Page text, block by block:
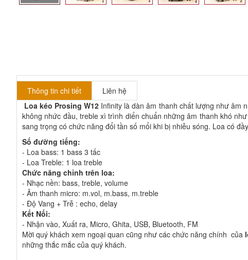
Thông tin chi tiết
Liên hệ
Loa kéo Prosing W12 Infinity là dàn âm thanh chất lượng như âm
không nhức đầu, treble xì trình diển chuẩn những âm thanh khó
sang trọng có chức năng đổi tần số mổi khi bị nhiễu sóng. Loa có
Số đường tiếng:
- Loa bass: 1 bass 3 tấc
- Loa Treble: 1 loa treble
Chức năng chỉnh trên loa:
- Nhạc nền: bass, treble, volume
- Âm thanh micro: m.vol, m.bass, m.treble
- Độ Vang + Trễ : echo, delay
Kết Nối:
- Nhận vào, Xuất ra, Micro, Ghita, USB, Bluetooth, FM
Mời quý khách xem ngoại quan cũng như các chức năng chính của
những thắc mắc của quý khách.